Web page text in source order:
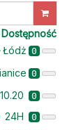
Dostępność
Łódż 0
0
0
24H 0